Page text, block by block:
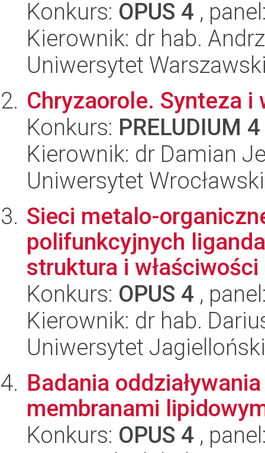
Konkurs: OPUS 4 ,
Kierownik: dr hab.
Uniwersytet
Chryzaorole. Synteza i
Konkurs: PRELUDIUM 4
Kierownik: dr Damian
Uniwersytet
Sieci metalo-
polifunkcyjnych
struktura i
Konkurs: OPUS 4 ,
Kierownik: dr hab.
Uniwersytet
Badania
membranami
Konkurs: OPUS 4 ,